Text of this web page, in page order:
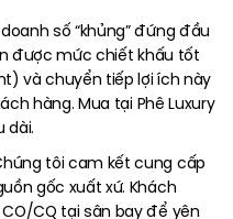
số “khủng” đứng đầu
được mức chiết khấu tốt
và chuyển tiếp lợi ích này
hàng. Mua tại Phê Luxury
dài.
tôi cam kết cung cấp
gốc xuất xứ. Khách
CQ tại sân bay để yên